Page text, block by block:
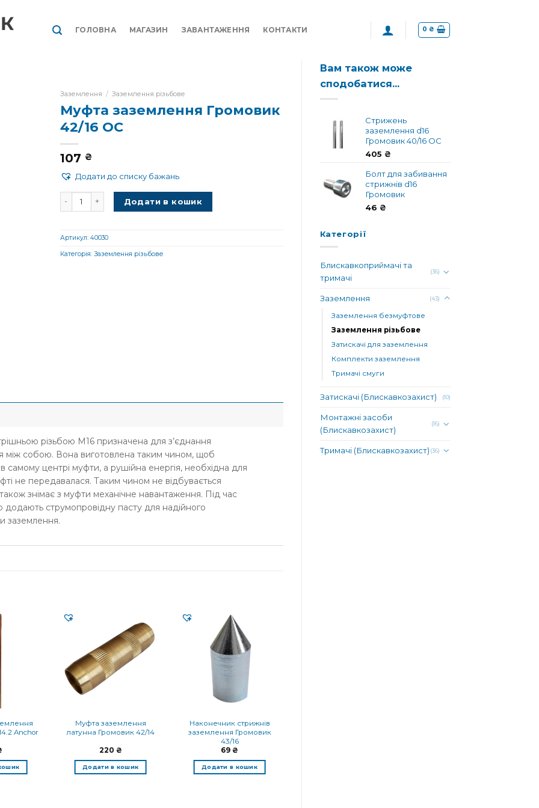
ГОЛОВНА МАГАЗИН ЗАВАНТАЖЕННЯ КОНТАКТИ 0₴
Вам також може
сподобатися…
Стрижень
заземлення d16
Громовик 40/16 OC
405 ₴
Болт для забивання
стрижнів d16
Громовик
46 ₴
Категорії
Блискавкоприймачі та
тримачі
(36)
Заземлення (43)
Заземлення безмуфтове
Заземлення різьбове
Затискачі для заземлення
Комплекти заземлення
Тримачі смуги
Затискачі (Блискавкозахист) (10)
Монтажні засоби
(Блискавкозахист)
(16)
Тримачі (Блискавкозахист) (36)
Заземлення / Заземлення різьбове
Муфта заземлення Громовик
42/16 OC
107 ₴
Додати до списку бажань
Додати в кошик
Артикул: 40030
Категорія: Заземлення різьбове
різьбою М16 призначена для з’єднання
між собою. Вона виготовлена таким чином, щоб
самому центрі муфти, а рушійна енергія, необхідна для
не передавалася. Таким чином не відбувається
знімає з муфти механічне навантаження. Під час
струмопровідну пасту для надійного
заземлення.
Anchor
Муфта заземлення
латунна Громовик 42/14
220 ₴
Додати в кошик
Наконечник стрижнів
заземлення Громовик
43/16
69₴
Додати в кошик